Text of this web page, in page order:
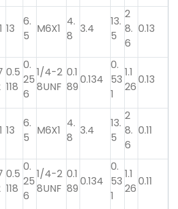
13
6.
5
M6X1
4.
8
3.4
13.
5
2
8.
6
0.13
0.5
118
0.
25
6
1/4-2
8UNF
0.1
89
0.134
0.
53
1
1.1
26
0.13
13
6.
5
M6X1
4.
8
3.4
13.
5
2
8.
6
0.11
0.5
118
0.
25
6
1/4-2
8UNF
0.1
89
0.134
0.
53
1
1.1
26
0.11